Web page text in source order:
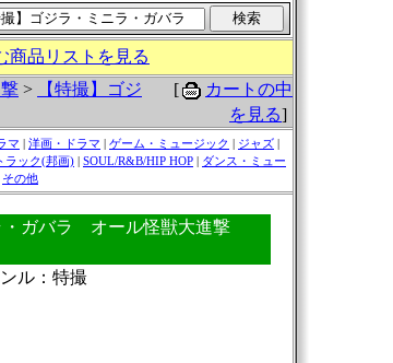
商品リストを見る
>
【特撮】ゴジ
[
カートの中
を見る]
マ | 洋画・ドラマ | ゲーム・ミュージック | ジャズ |
ラック(邦画) | SOUL/R&B/HIP HOP | ダンス・ミュー
その他
・ガバラ オール怪獣大進撃
ル：特撮